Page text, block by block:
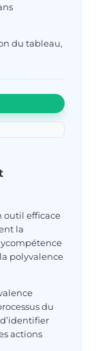
du tableau,
outil efficace
la
polyvalence
du
actions